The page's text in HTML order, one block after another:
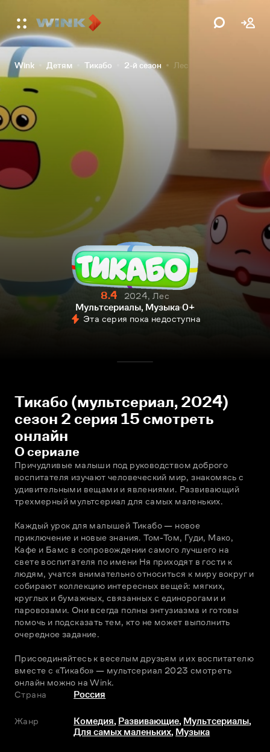
Wink Детям Тикабо 2-й сезон Лес
8.4
2024, Лес
Мультсериалы, Музыка 0+
Эта серия пока недоступна
Тикабо (мультсериал, 2024)
сезон 2 серия 15 смотреть
онлайн
О сериале
Причудливые малыши под руководством доброго
воспитателя изучают человеческий мир, знакомясь с
удивительными вещами и явлениями. Развивающий
трехмерный мультсериал для самых маленьких.
Каждый урок для малышей Тикабо — новое
приключение и новые знания. Том-Том, Гуди, Мако,
Кафе и Бамс в сопровождении самого лучшего на
свете воспитателя по имени Ня приходят в гости к
людям, учатся внимательно относиться к миру вокруг и
собирают коллекцию интересных вещей: мягких,
круглых и бумажных, связанных с единорогами и
паровозами. Они всегда полны энтузиазма и готовы
помочь и подсказать тем, кто не может выполнить
очередное задание.
Присоединяйтесь к веселым друзьям и их воспитателю
вместе с «Тикабо» — мультсериал 2023 смотреть
онлайн можно на Wink.
Страна
Россия
Жанр Комедия, Развивающие, Мультсериалы,
Для самых маленьких, Музыка